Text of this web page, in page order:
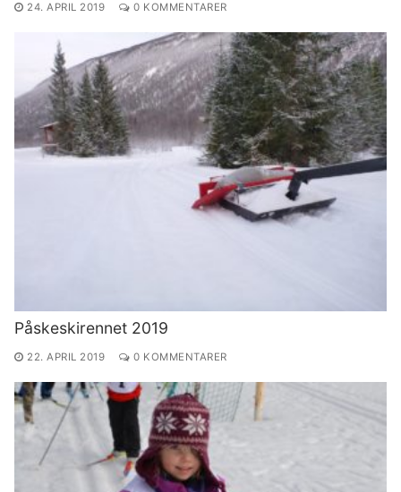
24. APRIL 2019 0 KOMMENTARER
Påskeskirennet 2019
22. APRIL 2019 0 KOMMENTARER